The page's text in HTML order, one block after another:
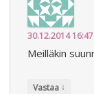
30.12.2014 16:47
Meilläkin
Vastaa ↓